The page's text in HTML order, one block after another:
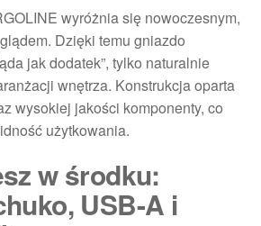
wyróżnia się nowoczesnym,
Dzięki temu gniazdo
jak dodatek”, tylko naturalnie
wnętrza. Konstrukcja oparta
wysokiej jakości komponenty, co
użytkowania.
w środku:
USB-A i